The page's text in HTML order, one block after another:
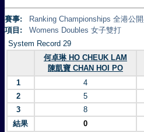
賽事:
Ranking Championships 全港公
項目:
Womens Doubles 女子雙打
System Record 29
何卓琳 HO CHEUK LAM
陳凱寶 CHAN HOI PO
1
4
2
5
3
8
結果
0